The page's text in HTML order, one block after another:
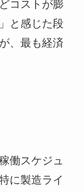
コストが膨
と感じた段
、最も経済
働スケジュ
に製造ライ